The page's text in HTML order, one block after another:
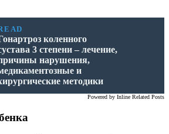
коленного
3 степени – лечение,
нарушения,
и
методики
Powered by Inline Related Posts